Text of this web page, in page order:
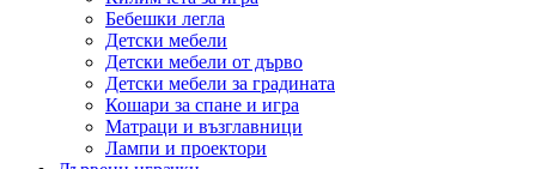
Бебешки легла
Детски мебели
Детски мебели от дърво
Детски мебели за градината
Кошари за спане и игра
Матраци и възглавници
Лампи и проектори